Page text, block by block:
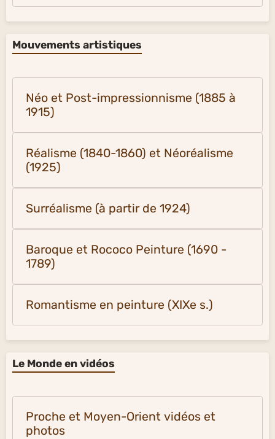
Mouvements artistiques
Néo et Post-impressionnisme (1885 à
1915)
Réalisme (1840-1860) et Néoréalisme
(1925)
Surréalisme (à partir de 1924)
Baroque et Rococo Peinture (1690 -
1789)
Romantisme en peinture (XIXe s.)
Le Monde en vidéos
Proche et Moyen-Orient vidéos et
photos